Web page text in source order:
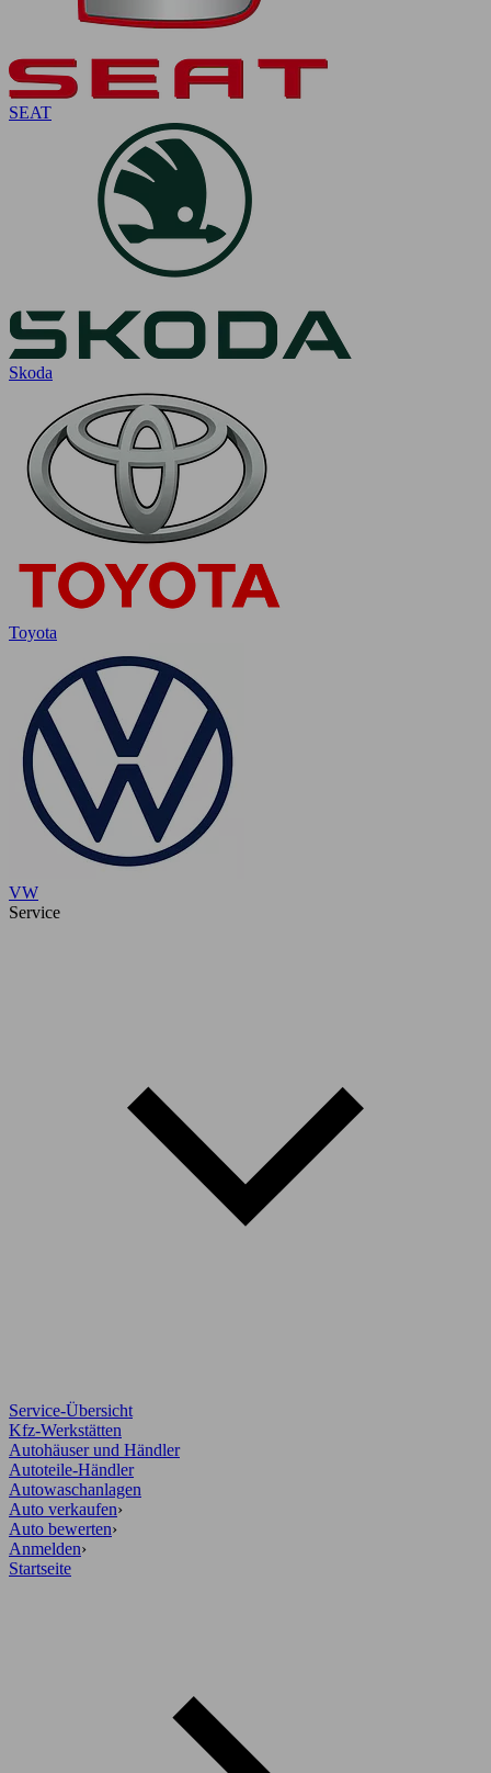
SEAT
Skoda
Toyota
VW
Service
Service-Übersicht
Kfz-Werkstätten
Autohäuser und Händler
Autoteile-Händler
Autowaschanlagen
Auto verkaufen›
Auto bewerten›
Anmelden›
Startseite